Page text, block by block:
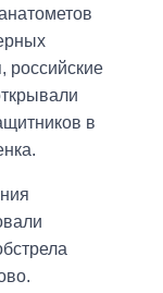
российские
в